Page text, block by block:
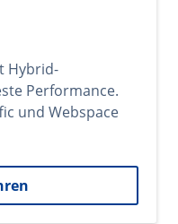
Hybrid-
Performance.
und Webspace